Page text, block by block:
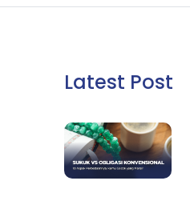
Latest Post